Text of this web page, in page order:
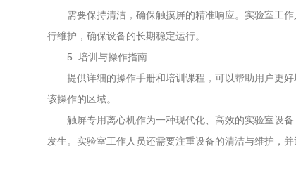
需要保持清洁，确保触摸屏的精准响应。实验室工作
行维护，确保设备的长期稳定运行。
5. 培训与操作指南
提供详细的操作手册和培训课程，可以帮助用户更好
该操作的区域。
触屏专用离心机作为一种现代化、高效的实验室设备
发生。实验室工作人员还需要注重设备的清洁与维护，